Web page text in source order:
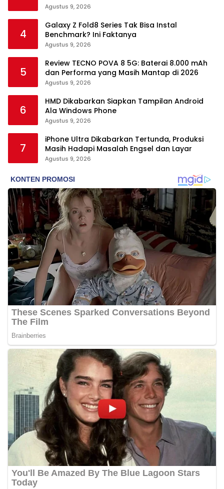
Agustus 9, 2026
4
Galaxy Z Fold8 Series Tak Bisa Instal
Benchmark? Ini Faktanya
Agustus 9, 2026
5
Review TECNO POVA 8 5G: Baterai 8.000 mAh
dan Performa yang Masih Mantap di 2026
Agustus 9, 2026
6
HMD Dikabarkan Siapkan Tampilan Android
Ala Windows Phone
Agustus 9, 2026
7
iPhone Ultra Dikabarkan Tertunda, Produksi
Masih Hadapi Masalah Engsel dan Layar
Agustus 9, 2026